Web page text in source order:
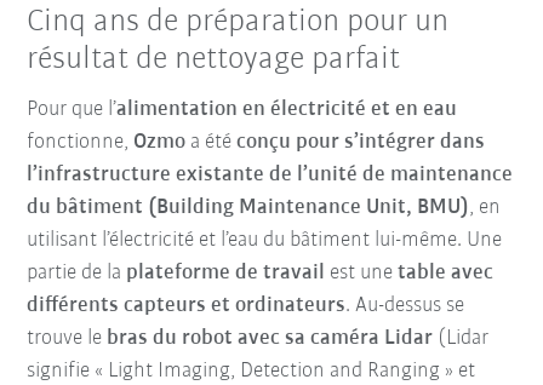
Cinq ans de préparation pour un
résultat de nettoyage parfait
Pour que l’alimentation en électricité et en eau
fonctionne, Ozmo a étéconçu pour s’intégrer dans
l’infrastructure existante de l’unité de maintenance
du bâtiment (Building Maintenance Unit, BMU), en
utilisant l’électricité et l’eau du bâtiment lui-même. Une
partie de la plateforme de travail est unetable avec
différents capteurs et ordinateurs. Au-dessus se
trouve le bras du robot avec sa caméra Lidar (Lidar
signifie « Light Imaging, Detection and Ranging » et